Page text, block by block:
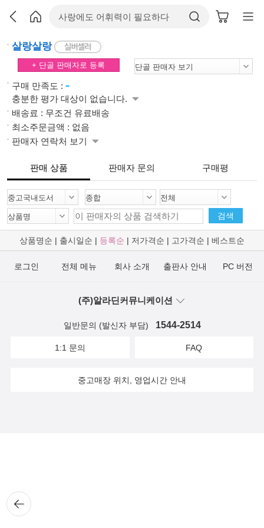
살랑살랑
+ 단골 판매자로 등록
구매 만족도 : -
충분한 평가 대상이 없습니다.
배송료 : 무조건 유료배송
최소주문금액 : 없음
판매자 연락처 보기
판매 상품 판매자 문의 구매평
검색
상품명순 | 출시일순 | 등록순 | 저가격순 | 고가격순 | 베스트순
뒤로
가기
로그인 전체 메뉴 회사 소개 출판사 안내 PC 버전
(주)알라딘커뮤니케이션
일반문의 (발신자 부담) 1544-2514
1:1 문의 FAQ
중고매장 위치, 영업시간 안내